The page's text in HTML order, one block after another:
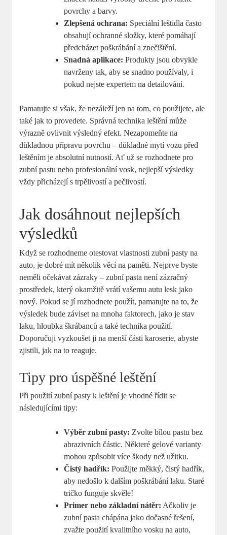
povrchy a barvy.
Zlepšená ochrana: Speciální leštidla často
obsahují ochranné složky, které pomáhají
předcházet poškrábání a znečištění.
Snadná aplikace: Produkty jsou obvykle
navrženy tak, aby se snadno používaly, i
pokud nejste expertem na detailování.
Pamatujte si však, že nezáleží jen na tom, co použijete, ale
také jak to provedete. Správná technika leštění může
výrazně ovlivnit výsledný efekt. Nezapomeňte na
důkladnou přípravu povrchu – důkladné mytí vozu před
leštěním je absolutní nutností. Ať už se rozhodnete pro
zubní pastu nebo profesionální vosk, nejlepší výsledky
vždy přicházejí s trpělivostí a pečlivostí.
Jak dosáhnout nejlepších
výsledků
Když se rozhodneme otestovat vlastnosti zubní pasty na
auto, je dobré mít několik věcí na paměti. Nejprve byste
neměli očekávat zázraky – zubní pasta není zázračný
prostředek, který okamžitě vrátí vašemu autu lesk jako
nový. Pokud se jí rozhodnete použít, pamatujte na to, že
výsledek bude záviset na mnoha faktorech, jako je stav
laku, hloubka škrábanců a také technika použití.
Doporučuji vyzkoušet ji na menší části karoserie, abyste
zjistili, jak na to reaguje.
Tipy pro úspěšné leštění
Při použití zubní pasty k leštění je vhodné řídit se
následujícími tipy:
Výběr zubní pasty: Zvolte bílou pastu bez
abrazivních částic. Některé gelové varianty
mohou způsobit více škody než užitku.
Čistý hadřík: Použijte měkký, čistý hadřík,
aby nedošlo k dalším poškrábání laku. Staré
tričko funguje skvěle!
Primer nebo základní nátěr: Ačkoliv je
zubní pasta chápána jako dočasné řešení,
zvažte použití kvalitního vosku na auto,